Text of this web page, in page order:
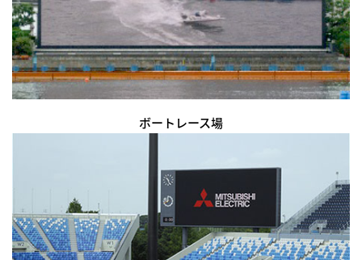
ボートレース場